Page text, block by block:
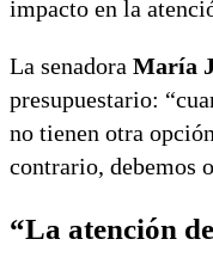
impacto en la
La senadora María
presupuestario:
no tienen otra
contrario, debemos
“La atención